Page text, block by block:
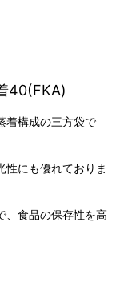
40(FKA)
着構成の三方袋で
性にも優れておりま
、食品の保存性を高